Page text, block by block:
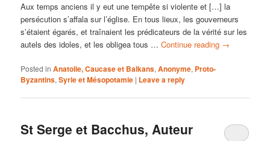
Aux temps anciens il y eut une tempête si violente et […] la
persécution s’affala sur l’église. En tous lieux, les gouverneurs
s’étaient égarés, et traînaient les prédicateurs de la vérité sur les
autels des idoles, et les obligea tous …Continue reading →
Posted in Anatolie, Caucase et Balkans,Anonyme, Proto-
Byzantins,Syrie et Mésopotamie | Leave a reply
St Serge et Bacchus, Auteur